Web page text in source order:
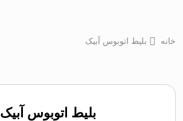
خانه بلیط اتوبوس آبیک
بلیط اتوبوس آبیک